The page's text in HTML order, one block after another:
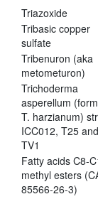
Triazoxide
Tribasic copper
sulfate
Tribenuron (aka
metometuron)
Trichoderma
asperellum
T. harzianum)
ICC012, T25 and
TV1
Fatty acids C8-
methyl esters
85566-26-3)